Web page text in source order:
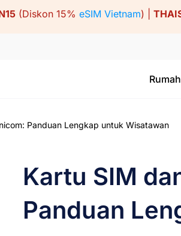
(Diskon 15% eSIM Vietnam) |
Rumah
Panduan Lengkap untuk Wisatawan
Kartu SIM
Panduan